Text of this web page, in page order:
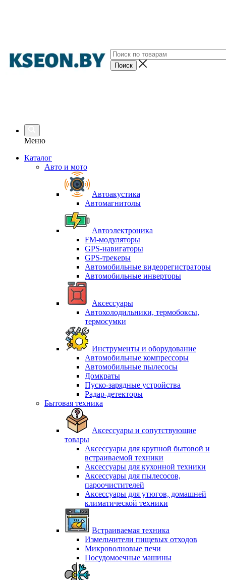
Меню
Каталог
Авто и мото
Автоакустика
Автомагнитолы
Автоэлектроника
FM-модуляторы
GPS-навигаторы
GPS-трекеры
Автомобильные видеорегистраторы
Автомобильные инверторы
Аксессуары
Автохолодильники, термобоксы,
термосумки
Инструменты и оборудование
Автомобильные компрессоры
Автомобильные пылесосы
Домкраты
Пуско-зарядные устройства
Радар-детекторы
Бытовая техника
Аксессуары и сопутствующие
товары
Аксессуары для крупной бытовой и
встраиваемой техники
Аксессуары для кухонной техники
Аксессуары для пылесосов,
пароочистителей
Аксессуары для утюгов, домашней
климатической техники
Встраиваемая техника
Измельчители пищевых отходов
Микроволновые печи
Посудомоечные машины